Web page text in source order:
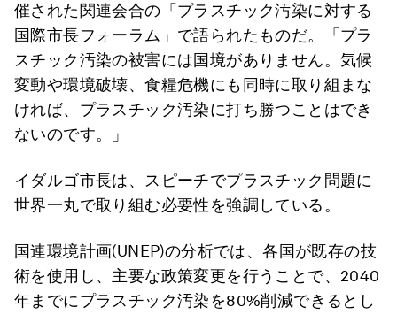
催された関連会合の「プラスチック汚染に対する
国際市長フォーラム」で語られたものだ。「プラ
スチック汚染の被害には国境がありません。気候
変動や環境破壊、食糧危機にも同時に取り組まな
ければ、プラスチック汚染に打ち勝つことはでき
ないのです。」
イダルゴ市長は、スピーチでプラスチック問題に
世界一丸で取り組む必要性を強調している。
国連環境計画(UNEP)の分析では、各国が既存の技
術を使用し、主要な政策変更を行うことで、2040
年までにプラスチック汚染を80%削減できるとし